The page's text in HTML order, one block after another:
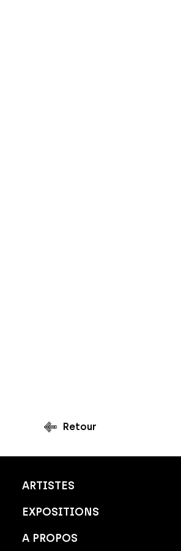
Retour
ARTISTES
EXPOSITIONS
A PROPOS